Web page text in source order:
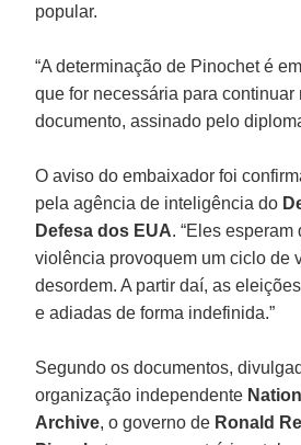
popular.
“A determinação de Pinochet é
que for necessária para continuar
documento, assinado pelo
O aviso do embaixador foi
pela agência de inteligência do
Defesa dos EUA. “Eles
violência provoquem um ciclo de
desordem. A partir daí, as
e adiadas de forma indefinida.”
Segundo os documentos,
organização independente
Archive, o governo de Ronald